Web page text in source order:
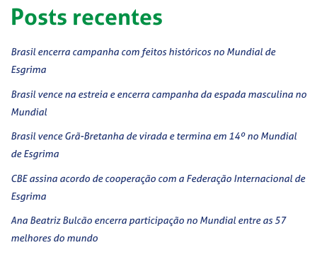
Posts recentes
Brasil encerra campanha com feitos históricos no Mundial de
Esgrima
Brasil vence na estreia e encerra campanha da espada masculina no
Mundial
Brasil vence Grã-Bretanha de virada e termina em 14º no Mundial
de Esgrima
CBE assina acordo de cooperação com a Federação Internacional de
Esgrima
Ana Beatriz Bulcão encerra participação no Mundial entre as 57
melhores do mundo